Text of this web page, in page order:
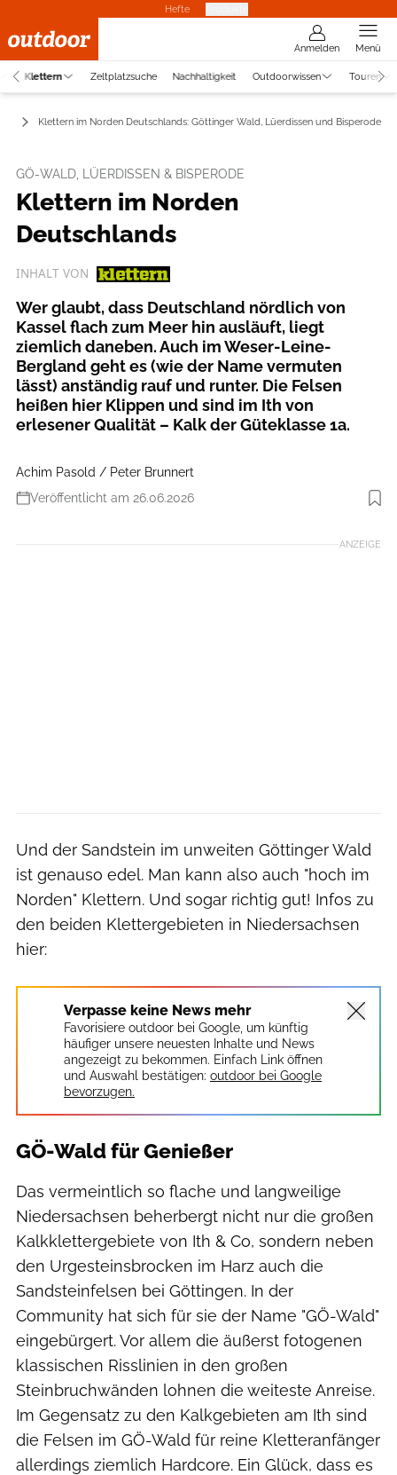
Hefte
Anmelden Menü
Klettern Zeltplatzsuche Nachhaltigkeit Outdoorwissen Touren
Klettern im Norden Deutschlands: Göttinger Wald, Lüerdissen und Bisperode
GÖ-WALD, LÜERDISSEN & BISPERODE
Klettern im Norden
Deutschlands
INHALT VON
Wer glaubt, dass Deutschland nördlich von
Kassel flach zum Meer hin ausläuft, liegt
ziemlich daneben. Auch im Weser-Leine-
Bergland geht es (wie der Name vermuten
lässt) anständig rauf und runter. Die Felsen
heißen hier Klippen und sind im Ith von
erlesener Qualität – Kalk der Güteklasse 1a.
Achim Pasold / Peter Brunnert
Veröffentlicht am 26.06.2026
Foto: Peter Brunnert
ANZEIGE
Und der Sandstein im unweiten Göttinger Wald
ist genauso edel. Man kann also auch "hoch im
Norden" Klettern. Und sogar richtig gut! Infos zu
den beiden Klettergebieten in Niedersachsen
hier:
Verpasse keine News mehr
Favorisiere outdoor bei Google, um künftig
häufiger unsere neuesten Inhalte und News
angezeigt zu bekommen. Einfach Link öffnen
und Auswahl bestätigen: outdoor bei Google
bevorzugen.
GÖ-Wald für Genießer
Das vermeintlich so flache und langweilige
Niedersachsen beherbergt nicht nur die großen
Kalkklettergebiete von Ith & Co, sondern neben
den Urgesteinsbrocken im Harz auch die
Sandsteinfelsen bei Göttingen. In der
Community hat sich für sie der Name "GÖ-Wald"
eingebürgert. Vor allem die äußerst fotogenen
klassischen Risslinien in den großen
Steinbruchwänden lohnen die weiteste Anreise.
Im Gegensatz zu den Kalkgebieten am Ith sind
die Felsen im GÖ-Wald für reine Kletteranfänger
allerdings ziemlich Hardcore. Ein Glück, dass es